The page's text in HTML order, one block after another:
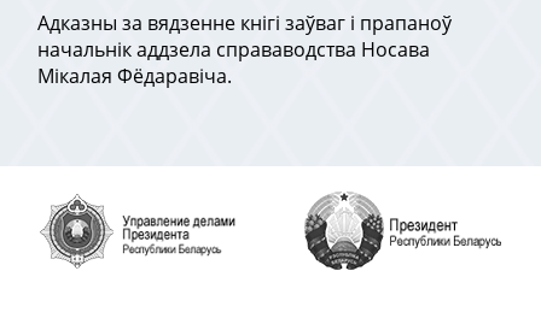
Адказны за вядзенне кнігі заўваг і прапаноў
начальнік аддзела справаводства Носава
Мікалая Фёдаравіча.